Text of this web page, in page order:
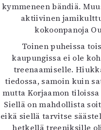
kymmeneen bändiä.
aktiivinen
kokoonpanoja
Toinen puheissa
kaupungissa ei ole
treenaamiselle.
tiedossa, samoin kuin
mutta Korjaamon
Siellä on mahdollista
eikä siellä tarvitse
hetkellä treeniksille